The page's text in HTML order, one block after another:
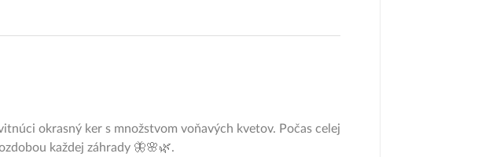
okrasný ker s množstvom voňavých kvetov. Počas celej
každej záhrady 🦋🌸🌿.